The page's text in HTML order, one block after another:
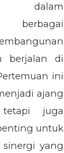
dalam
berbagai
berjalan di
ini
ajang
tetapi juga
untuk
yang